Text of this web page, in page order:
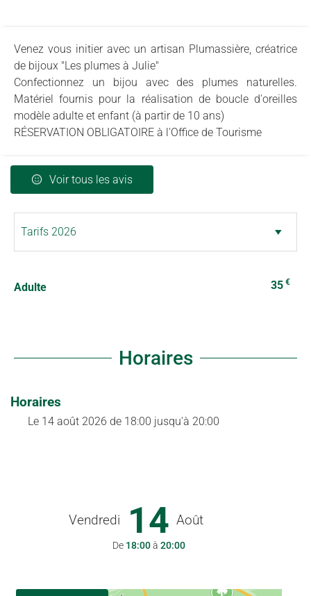
Venez vous initier avec un artisan Plumassière, créatrice
de bijoux "Les plumes à Julie"
Confectionnez un bijou avec des plumes naturelles.
Matériel fournis pour la réalisation de boucle d'oreilles
modèle adulte et enfant (à partir de 10 ans)
RÉSERVATION OBLIGATOIRE à l'Office de Tourisme
Voir tous les avis
Adulte 35 €
Horaires
Horaires
Le 14 août 2026 de 18:00 jusqu'à 20:00
Vendredi 14 Août
De 18:00à 20:00